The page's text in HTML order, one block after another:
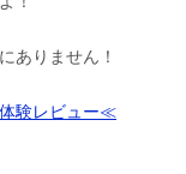
ありません！
験レビュー≪